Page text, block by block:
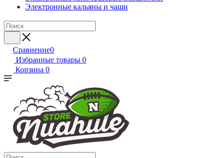
Электронные кальяны и чаши
Сравнение0
Избранные товары 0
Корзина 0